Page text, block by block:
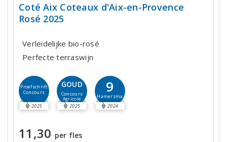
Coté Aix Coteaux d'Aix-en-Provence
Rosé 2025
Verleidelijke bio-rosé
Perfecte terraswijn
Proefschrift
Concours
2025
GOUD
Concours
Agricole
2025
9
Hamersma
2024
11,30 per fles